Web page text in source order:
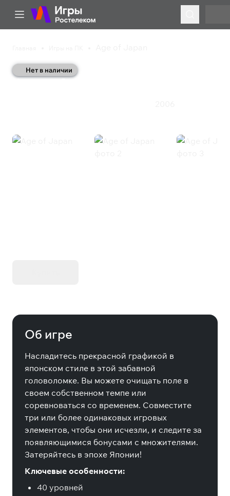
Нет в наличии
Age of Japan
Об игре
Насладитесь прекрасной графикой в
японском стиле в этой забавной
головоломке. Вы можете очищать поле в
своем собственном темпе или
соревноваться со временем. Совместите
три или более одинаковых игровых
элементов, чтобы они исчезли, и следите за
появляющимися бонусами с множителями.
Затеряйтесь в эпохе Японии!
Ключевые особенности:
40 уровней